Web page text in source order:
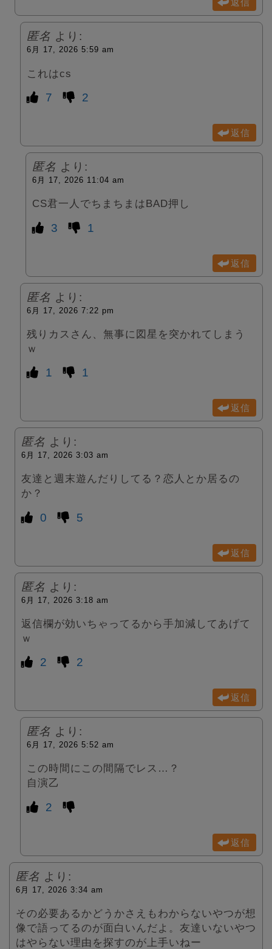
返信
匿名 より:
6月 17, 2026 5:59 am
これはcs
7 2
返信
匿名 より:
6月 17, 2026 11:04 am
CS君一人でちまちまはBAD押し
3 1
返信
匿名 より:
6月 17, 2026 7:22 pm
残りカスさん、無事に図星を突かれてしまう
ｗ
1 1
返信
匿名 より:
6月 17, 2026 3:03 am
友達と週末遊んだりしてる？恋人とか居るの
か？
0 5
返信
匿名 より:
6月 17, 2026 3:18 am
返信欄が効いちゃってるから手加減してあげて
ｗ
2 2
返信
匿名 より:
6月 17, 2026 5:52 am
この時間にこの間隔でレス…？
自演乙
2
返信
匿名 より:
6月 17, 2026 3:34 am
その必要あるかどうかさえもわからないやつが想
像で語ってるのが面白いんだよ。友達いないやつ
はやらない理由を探すのが上手いねー